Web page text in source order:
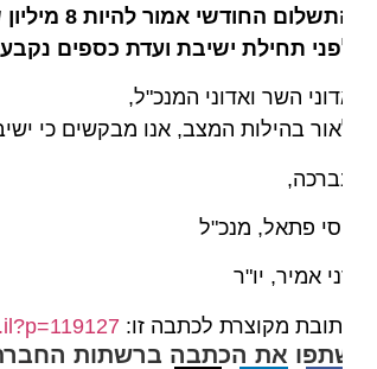
תחילת ישיבת ועדת כספים נקבע הסכום על סך של
השר ואדוני המנכ"ל,
בהילות המצב, אנו מבקשים כי
פתאל, מנכ"ל
אמיר, יו"ר
מקוצרת לכתבה זו:
את הכתבה ברשתות